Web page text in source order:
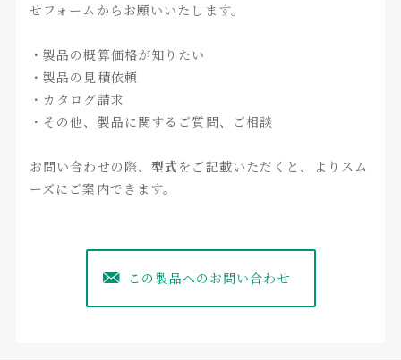
せフォームからお願いいたします。
・製品の概算価格が知りたい
・製品の見積依頼
・カタログ請求
・その他、製品に関するご質問、ご相談
お問い合わせの際、型式 をご記載いただくと、よりスム
ーズにご案内できます。
この製品へのお問い合わせ